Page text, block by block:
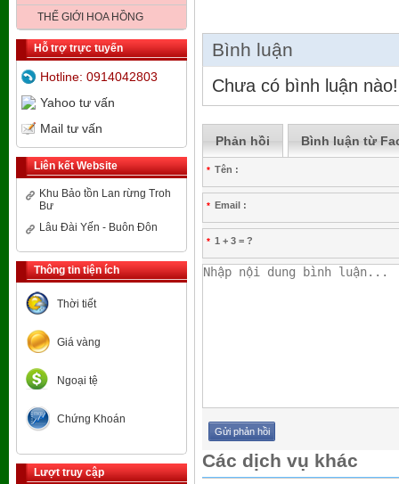
THẾ GIỚI HOA HỒNG
Hỗ trợ trực tuyến
Hotline: 0914042803
Yahoo tư vấn
Mail tư vấn
Liên kết Website
Khu Bảo tồn Lan rừng Troh
Bư
Lâu Đài Yến - Buôn Đôn
Thông tin tiện ích
Thời tiết
Giá vàng
Ngoại tệ
Chứng Khoán
Lượt truy cập
Bình luận
Chưa có bình luận nào!
Phản hồi Bình luận từ
* Tên :
* Email :
* 1 + 3 = ?
Các dịch vụ khác